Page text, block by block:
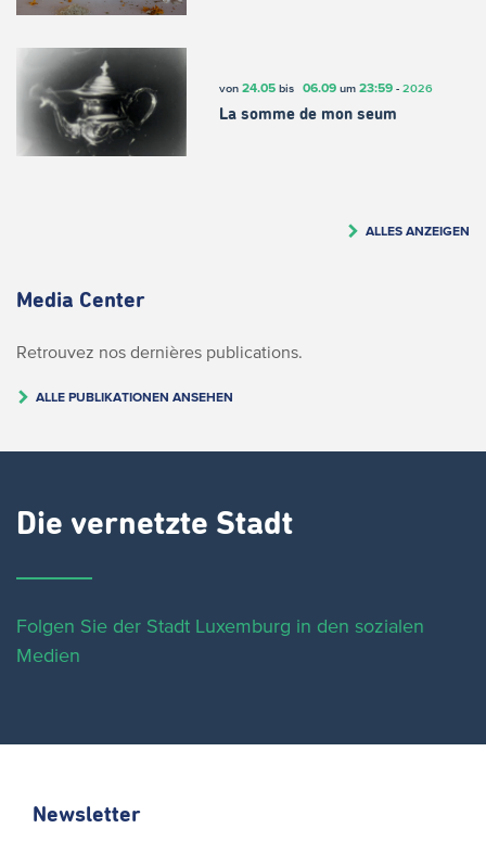
von 24.05bis 06.09um 23:59- 2026
La somme de mon seum
ALLES ANZEIGEN
Media Center
Retrouvez nos dernières publications.
ALLE PUBLIKATIONEN ANSEHEN
Die vernetzte Stadt
Folgen Sie der Stadt Luxemburg in den sozialen
Medien
Newsletter